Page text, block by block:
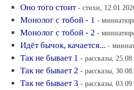
Оно того стоит - стихи,
Монолог с тобой - 1 -
Монолог с тобой - 2 -
Идёт бычок, качается... -
Так не бывает 1 - рассказы,
Так не бывает 2 - рассказы,
Так не бывает 3 - рассказы,